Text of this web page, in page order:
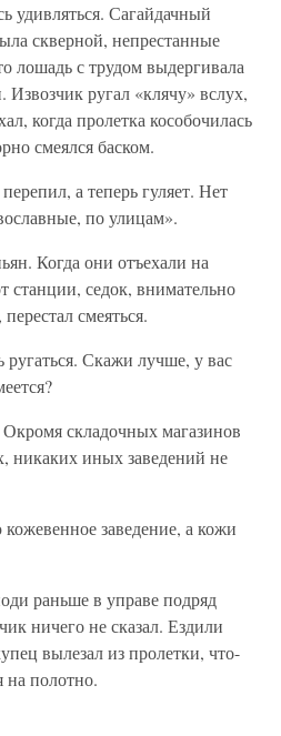
удивляться. Сагайдачный
скверной, непрестанные
лошадь с трудом выдергивала
ругал «клячу» вслух,
когда пролетка кособочилась
смеялся баском.
а теперь гуляет. Нет
по улицам».
Когда они отъехали на
станции, седок, внимательно
смеяться.
Скажи лучше, у вас
складочных магазинов
никаких иных заведений не
заведение, а кожи
раньше в управе подряд
ничего не сказал. Ездили
вылезал из пролетки, что-
на полотно.